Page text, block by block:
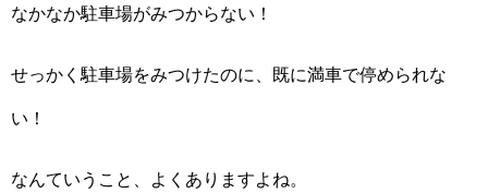
なかなか駐車場がみつからない！
せっかく駐車場をみつけたのに、既に満車で停められな
い！
なんていうこと、よくありますよね。